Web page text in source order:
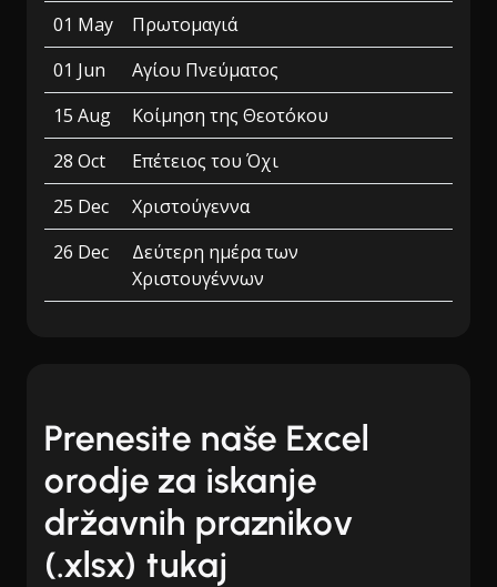
01 May
Πρωτομαγιά
01 Jun
Αγίου Πνεύματος
15 Aug
Κοίμηση της Θεοτόκου
28 Oct
Επέτειος του Όχι
25 Dec
Χριστούγεννα
26 Dec
Δεύτερη ημέρα των
Χριστουγέννων
Prenesite naše Excel
orodje za iskanje
državnih praznikov
(.xlsx) tukaj